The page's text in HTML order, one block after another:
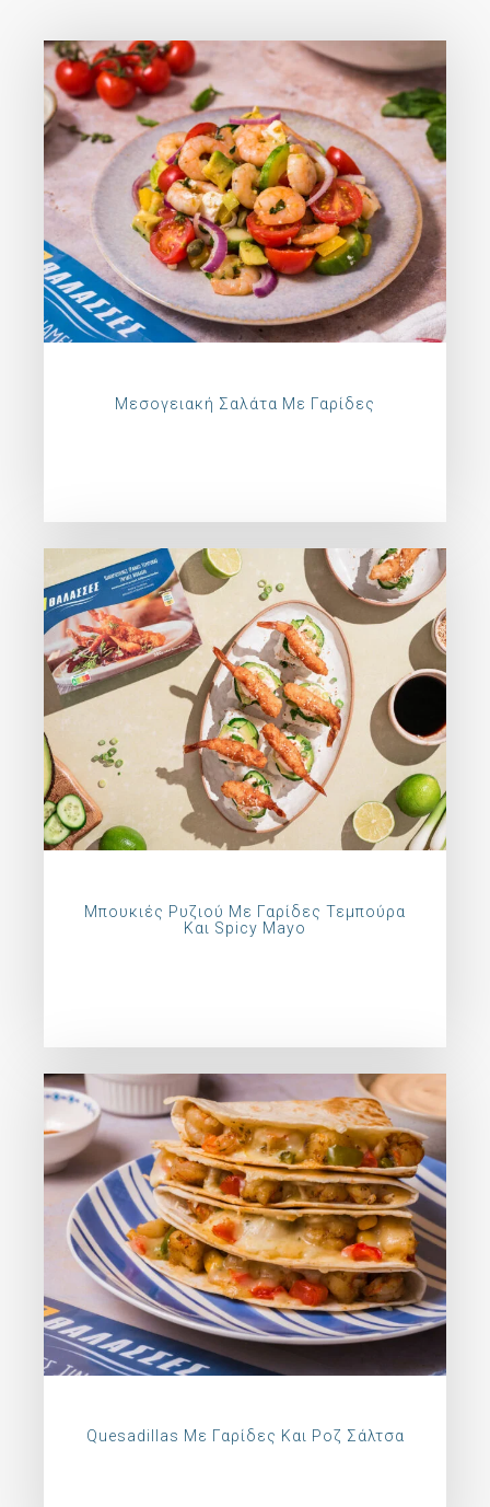
Μεσογειακή Σαλάτα Με Γαρίδες
Μπουκιές Ρυζιού Με Γαρίδες Τεμπούρα
Και Spicy Mayo
Quesadillas Με Γαρίδες Και Ροζ Σάλτσα